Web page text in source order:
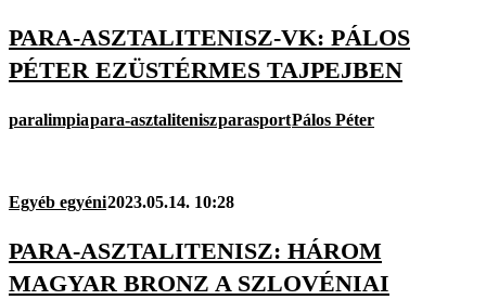
PARA-ASZTALITENISZ-VK: PÁLOS
PÉTER EZÜSTÉRMES TAJPEJBEN
paralimpiapara-asztaliteniszparasportPálos Péter
Egyéb egyéni2023.05.14. 10:28
PARA-ASZTALITENISZ: HÁROM
MAGYAR BRONZ A SZLOVÉNIAI